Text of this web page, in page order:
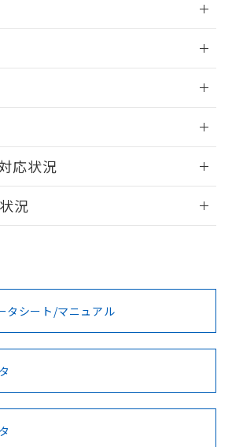
ます。
ログイン/会員登録
ご利用いただく前に、以下を必ずお読
件
応状況
項・凡例
項・凡例
況
DNV型式承認
（ノルウェー
BV型式承認
（フランス
KR型式
（韓国
No No No
タシート/マニュアル
承ください。
共同利用者とは、
利用に関して"
の「1.共同利
範囲」に記載されている法人を
。
（10物質）の非含有証明書
含有証明書（当社基準）
去に遡って非含有を証明する
ません。
は、対応完了までの期間は出
応品が混在することから備考
記載しておりました。
から、特段のことがない限
月12日より割愛しておりま